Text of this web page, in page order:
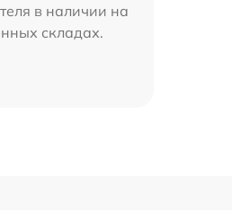
в наличии на
складах.